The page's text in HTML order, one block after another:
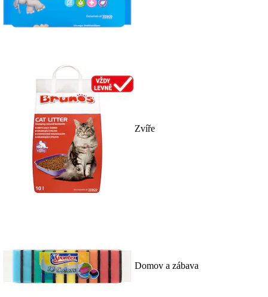
Zvíře
Domov a zábava